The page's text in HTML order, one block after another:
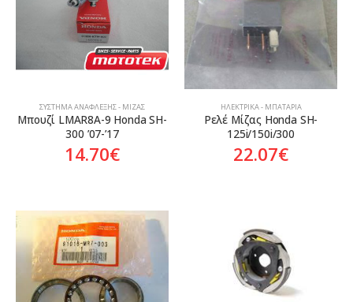
ΣΎΣΤΗΜΑ ΑΝΆΦΛΕΞΗΣ - ΜΊΖΑΣ
Μπουζί LMAR8A-9 Honda SH-
300 ’07-’17
14.70€
ΗΛΕΚΤΡΙΚΆ - ΜΠΑΤΑΡΊΑ
Ρελέ Μίζας Honda SH-
125i/150i/300
22.07€